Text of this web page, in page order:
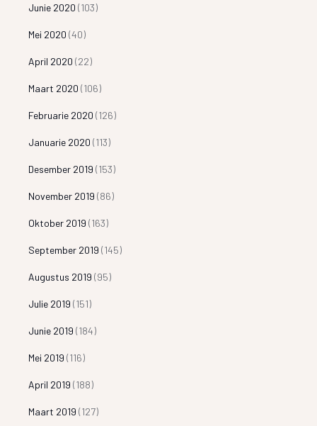
Junie 2020 (103)
Mei 2020 (40)
April 2020 (22)
Maart 2020 (106)
Februarie 2020 (126)
Januarie 2020 (113)
Desember 2019 (153)
November 2019 (86)
Oktober 2019 (163)
September 2019 (145)
Augustus 2019 (95)
Julie 2019 (151)
Junie 2019 (184)
Mei 2019 (116)
April 2019 (188)
Maart 2019 (127)